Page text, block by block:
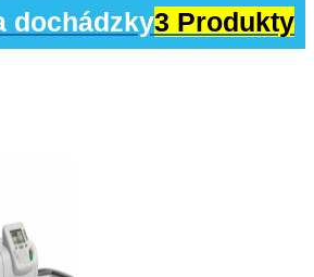
dochádzky3 Produkty